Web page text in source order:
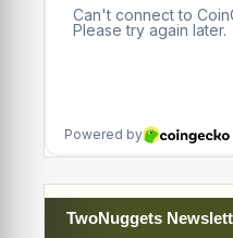
TwoNuggets